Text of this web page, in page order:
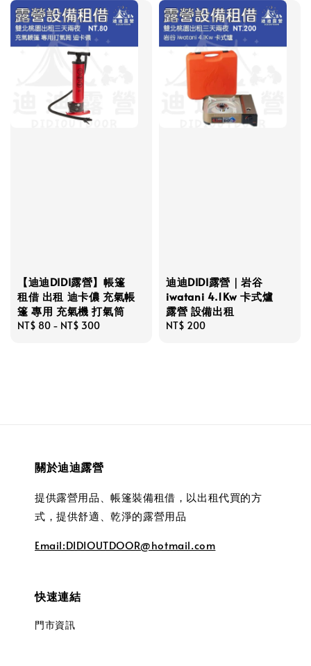
【迪迪DIDI露營】帳篷
租借 出租 迪卡儂 充氣帳
篷 專用 充氣機 打氣筒
Regular
NT$ 80 - NT$ 300
迪迪DIDI露營｜岩谷
iwatani 4.1Kw 卡式爐
露營 設備出租
Regular
NT$ 200
關於迪迪露營
提供露營用品、帳篷裝備租借，以出租代買的方
式，提供舒適、乾淨的露營用品
Email:DIDIOUTDOOR@hotmail.com
快速連結
門市資訊